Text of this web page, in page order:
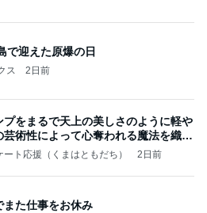
で迎えた原爆の日
ス 2日前
プをまるで天上の美しさのように軽や
芸術性によって心奪われる魔法を織り
ト応援（くまはともだち） 2日前
また仕事をお休み